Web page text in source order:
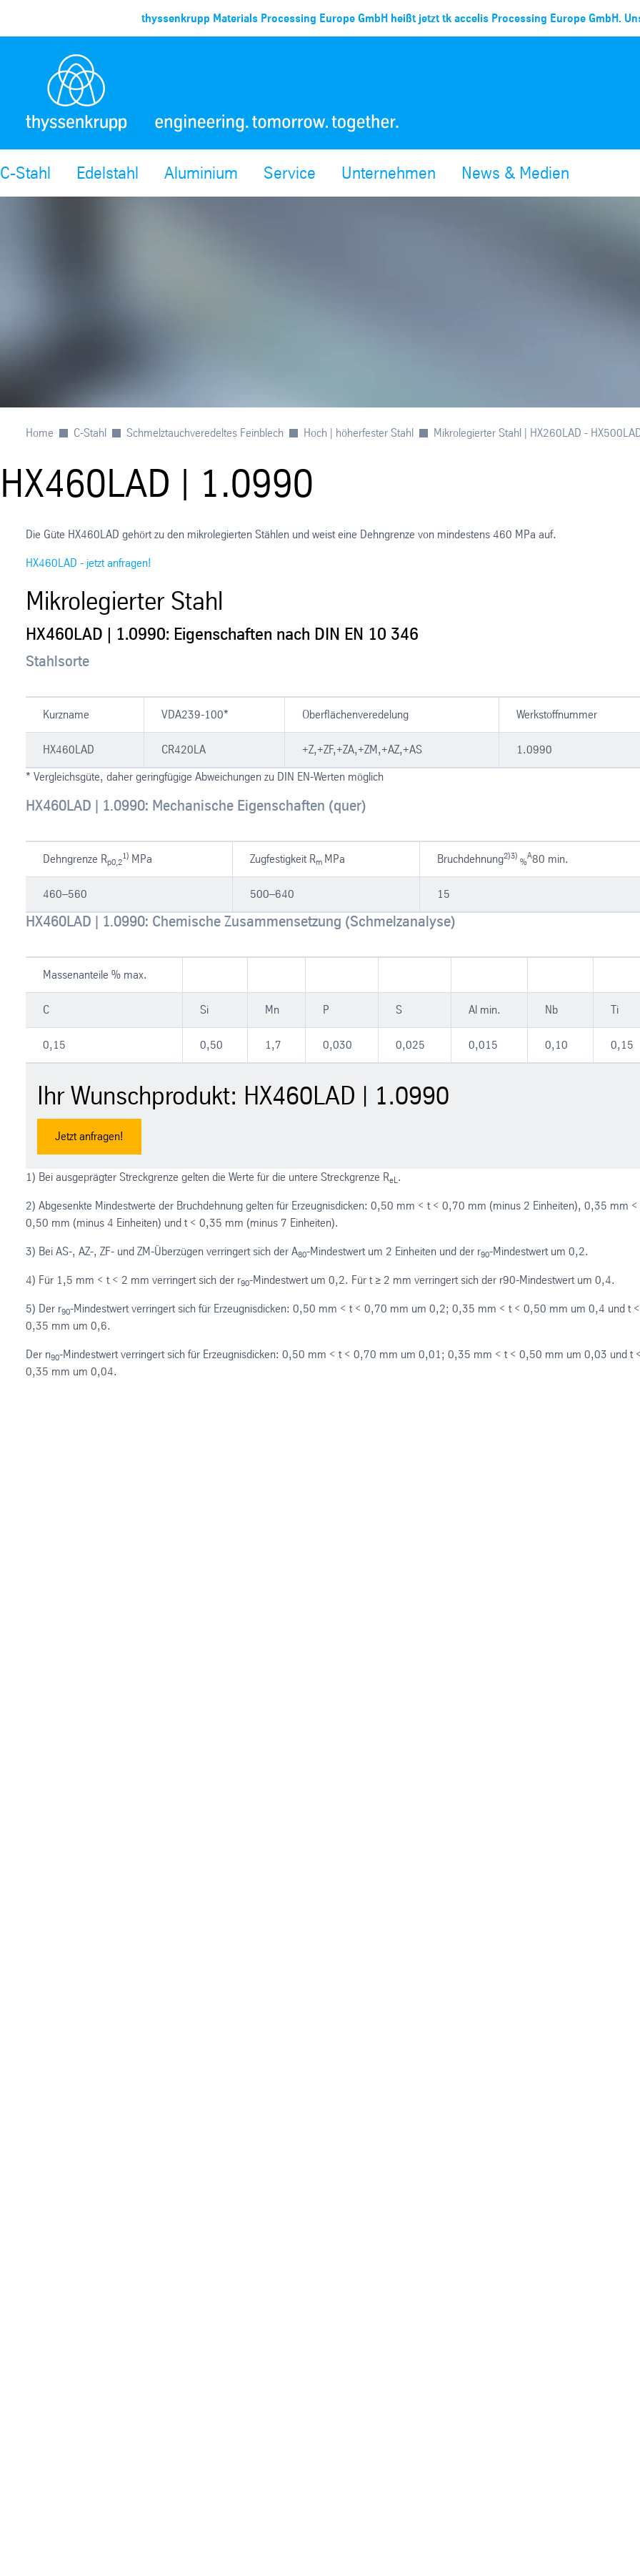
thyssenkrupp Materials Processing Europe GmbH heißt jetzt tk accelis Processing Europe GmbH.
C-Stahl Edelstahl Aluminium Service Unternehmen News & Medien
Home C-Stahl Schmelztauchveredeltes Feinblech Hoch | höherfester Stahl Mikrolegierter Stahl | HX260LAD -
HX460LAD | 1.0990
Die Güte HX460LAD gehört zu den mikrolegierten Stählen und weist eine Dehngrenze von mindestens 460 MPa auf.
HX460LAD - jetzt anfragen!
Mikrolegierter Stahl
HX460LAD | 1.0990: Eigenschaften nach DIN EN 10 346
Stahlsorte
Kurzname VDA239-100* Oberflächenveredelung Werkstoffnummer
HX460LAD CR420LA +Z,+ZF,+ZA,+ZM,+AZ,+AS
1.0990
* Vergleichsgüte, daher geringfügige Abweichungen zu DIN EN-Werten möglich
HX460LAD | 1.0990: Mechanische Eigenschaften (quer)
Dehngrenze Rp0,2
1) MPa Zugfestigkeit Rm MPa Bruchdehnung2)3)
%
A80 min.
460–560 500–640 15
HX460LAD | 1.0990: Chemische Zusammensetzung (Schmelzanalyse)
Massenanteile % max.
C Si Mn P S Al min. Nb Ti
0,15 0,50 1,7 0,030 0,025 0,015 0,10 0,15
Ihr Wunschprodukt: HX460LAD | 1.0990
Jetzt anfragen!
1) Bei ausgeprägter Streckgrenze gelten die Werte für die untere Streckgrenze ReL.
2) Abgesenkte Mindestwerte der Bruchdehnung gelten für Erzeugnisdicken: 0,50 mm < t < 0,70 mm (minus 2 Einheiten), 0,35 mm
0,50 mm (minus 4 Einheiten) und t < 0,35 mm (minus 7 Einheiten).
3) Bei AS-, AZ-, ZF- und ZM-Überzügen verringert sich der A80-Mindestwert um 2 Einheiten und der r90-Mindestwert um 0,2.
4) Für 1,5 mm < t < 2 mm verringert sich der r90-Mindestwert um 0,2. Für t ≥ 2 mm verringert sich der r90-Mindestwert um 0,4.
5) Der r90-Mindestwert verringert sich für Erzeugnisdicken: 0,50 mm < t < 0,70 mm um 0,2; 0,35 mm < t < 0,50 mm um 0,4 und t <
0,35 mm um 0,6.
Der n90-Mindestwert verringert sich für Erzeugnisdicken: 0,50 mm < t < 0,70 mm um 0,01; 0,35 mm < t < 0,50 mm um 0,03 und t
0,35 mm um 0,04.